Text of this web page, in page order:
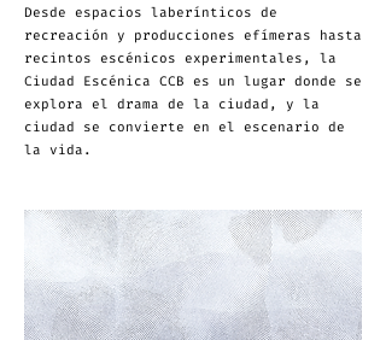
Desde espacios laberínticos de
recreación y producciones efímeras hasta
recintos escénicos experimentales, la
Ciudad Escénica CCB es un lugar donde se
explora el drama de la ciudad, y la
ciudad se convierte en el escenario de
la vida.